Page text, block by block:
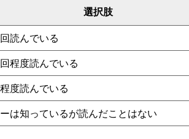
選択肢
読んでいる
程度読んでいる
度読んでいる
は知っているが読んだことはない